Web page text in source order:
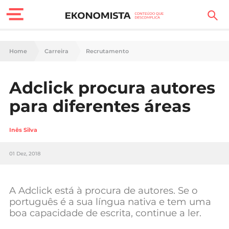
Finanças Pessoais
Carreira
Casa
Tecnologia
Negócios
Home Carreira Recrutamento
Adclick procura autores
para diferentes áreas
Inês Silva
01 Dez, 2018
A Adclick está à procura de autores. Se o
português é a sua língua nativa e tem uma
boa capacidade de escrita, continue a ler.